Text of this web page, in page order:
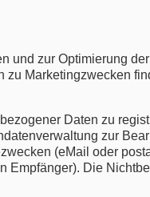
und zur Optimierung
Marketingzwecken
Daten zu
zur
(eMail oder
Empfänger). Die